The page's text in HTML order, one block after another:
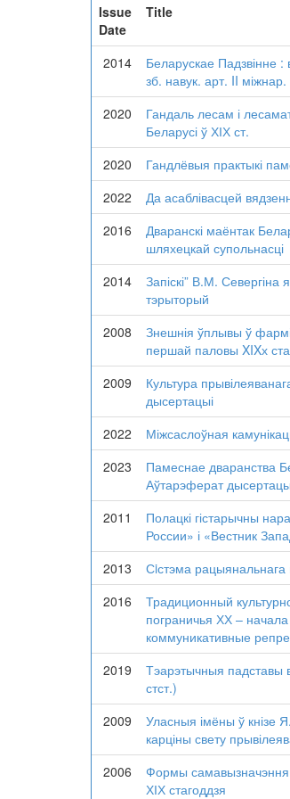
Issue
Date
Title
2014
Беларускае Падзвінне
зб. навук. арт. II
2020
Гандаль лесам і
Беларусі ў ХІХ ст.
2020 Гандлёвыя практыкі
2022
Да асаблівасцей
2016
Дваранскі маёнтак
шляхецкай супольнасці
2014
Запіскі” В.М. Севергіна
тэрыторый
2008
Знешнія ўплывы ў
першай паловы XIXх
2009
Культура
дысертацыі
2022 Міжсаслоўная
2023
Памеснае дваранства
Аўтарэферат
2011
Полацкі гістарычны
России» і «Вестник
2013 Сiстэма
2016
Традиционный
пограничья ХХ –
коммуникативные
2019
Тэарэтычныя падставы
стст.)
2009
Уласныя імёны ў кнізе
карціны свету
2006
Формы самавызначэння
ХІХ стагоддзя